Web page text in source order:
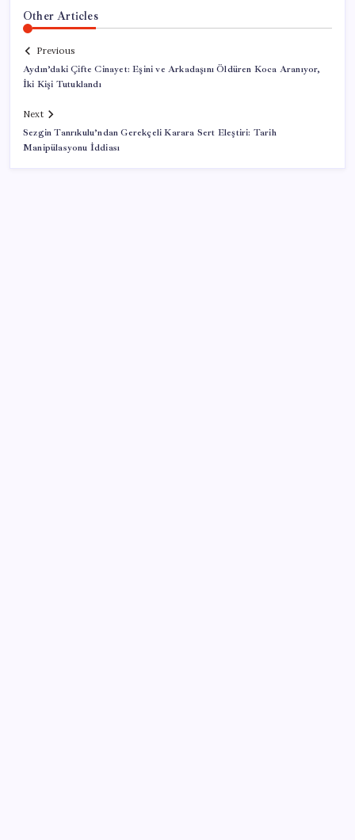
Other Articles
Previous
Aydın’daki Çifte Cinayet: Eşini ve Arkadaşını Öldüren Koca Aranıyor,
İki Kişi Tutuklandı
Next
Sezgin Tanrıkulu’ndan Gerekçeli Karara Sert Eleştiri: Tarih
Manipülasyonu İddiası